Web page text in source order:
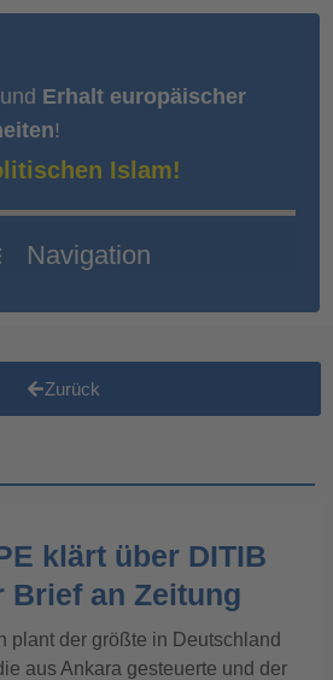
und Erhalt europäischer
!
Islam!
Zurück
klärt über DITIB
Brief an Zeitung
plant der größte in Deutschland
aus Ankara gesteuerte und der